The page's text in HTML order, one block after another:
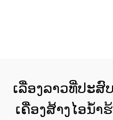
ເລື່ອງລາວທີ່ປະສົ
ເຄື່ອງສ້າງໄອນ້